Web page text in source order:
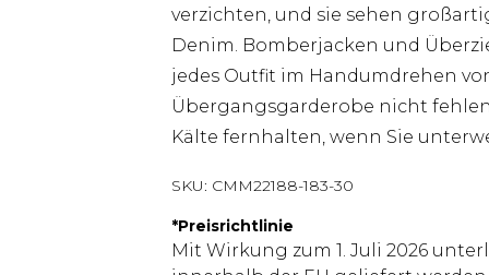
verzichten, und sie sehen
Denim. Bomberjacken und
jedes Outfit im Handumdrehen
Übergangsgarderobe nicht
Kälte fernhalten, wenn Sie
SKU: CMM22188-183-30
*Preisrichtlinie
Mit Wirkung zum 1. Juli 2026